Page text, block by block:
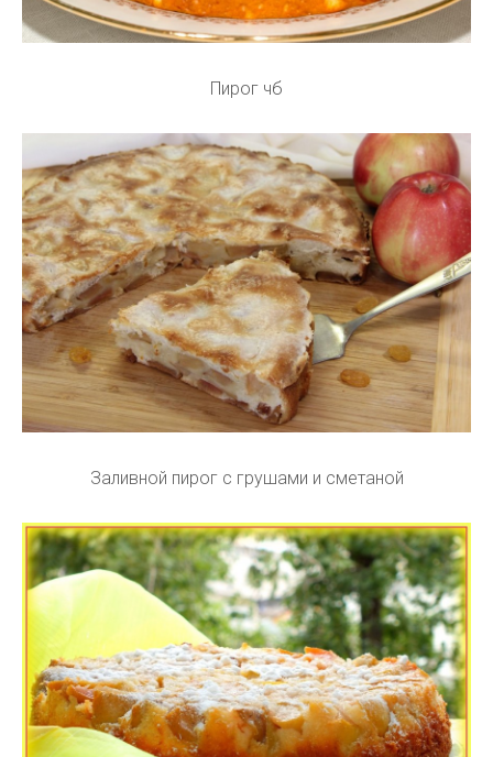
Пирог чб
Заливной пирог с грушами и сметаной